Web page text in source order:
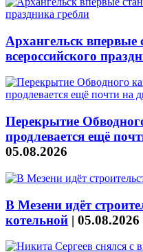
Архангельск впервые
всероссийского
Перекрытие
продлевается ещё
05.08.2026
В Мезени идёт
котельной | 05.08.2026